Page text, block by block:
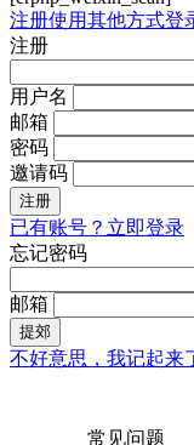
注册使用其他方式登
注册
用户名
邮箱
密码
邀请码
注册
已有账号？立即登录
忘记密码
邮箱
提郊
不好意思，我记起来
常见问题